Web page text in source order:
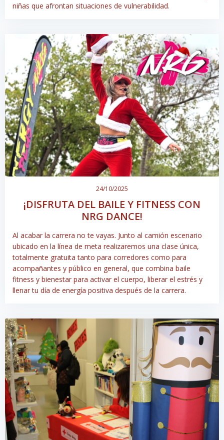
niñas que afrontan situaciones de vulnerabilidad.
24/10/2025
¡DISFRUTA DEL BAILE Y FITNESS CON
NRG DANCE!
Al acabar la carrera no te vayas. Junto al camión escenario
ubicado en la línea de meta realizaremos una clase única,
totalmente gratuita tanto para corredores como para
acompañantes y público en general, que combina baile
fitness y bienestar para activar el cuerpo, liberar el estrés y
llenar tu día de energía positiva después de la carrera.